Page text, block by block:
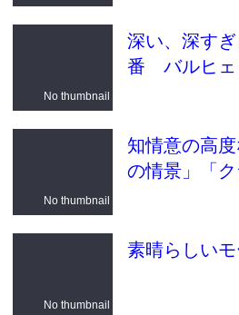
No thumbnail
深い、深す
番 バルヒェ
No thumbnail
知情意の高
の情景」「ク
No thumbnail
素晴らしい